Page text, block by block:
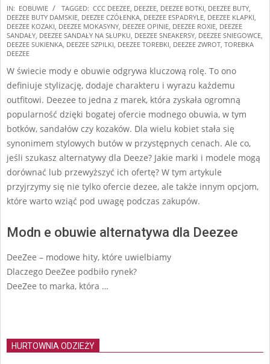
2025-
01-
17
IN: EOBUWIE TAGGED: CCC DEEZEE DEEZEE DEEZEE BOTKI DEEZEE BUTY
DEEZEE BUTY DAMSKIE DEEZEE CZÓŁENKA DEEZEE ESPADRYLE DEEZEE KLAPKI
DEEZEE KOZAKI DEEZEE MOKASYNY DEEZEE OPINIE DEEZEE ROXIE DEEZEE
SANDAŁY DEEZEE SANDAŁY NA SŁUPKU DEEZEE SNEAKERSY DEEZEE SNIEGOWCE
DEEZEE SUKIENKA DEEZEE SZPILKI DEEZEE TOREBKI DEEZEE ZWROT TOREBKA
DEEZEE
W świecie mody e obuwie odgrywa kluczową rolę. To ono
definiuje stylizację, dodaje charakteru i wyrazu każdemu
outfitowi. Deezee to jedna z marek, która zyskała ogromną
popularność dzięki bogatej ofercie modnego obuwia, w tym
botków, sandałów czy kozaków. Dla wielu kobiet stała się
synonimem stylowych butów w przystępnych cenach. Ale co,
jeśli szukasz alternatywy dla Deeze? Jakie marki i modele mogą
dorównać lub przewyższyć ich ofertę? W tym artykule
przyjrzymy się nie tylko ofercie dezee, ale także innym opcjom,
które warto wziąć pod uwagę podczas zakupów.
Modn e obuwie alternatywa dla Deezee
DeeZee – modowe hity, które uwielbiamy
Dlaczego DeeZee podbiło rynek?
DeeZee to marka, która …
HURTOWNIA ODZIEŻY